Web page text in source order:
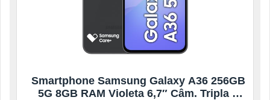
Smartphone Samsung Galaxy A36 256GB
5G 8GB RAM Violeta 6,7″ Câm. Tripla +